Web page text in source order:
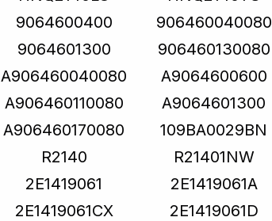
9064600400 906460040080
9064601300 906460130080
A906460040080 A9064600600
A906460110080 A9064601300
A906460170080 109BA0029BN
R2140 R21401NW
2E1419061 2E1419061A
2E1419061CX 2E1419061D